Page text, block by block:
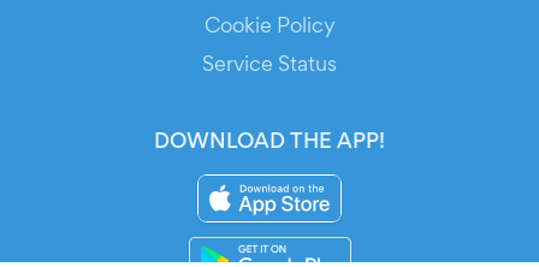
Cookie Policy
Service Status
DOWNLOAD THE APP!